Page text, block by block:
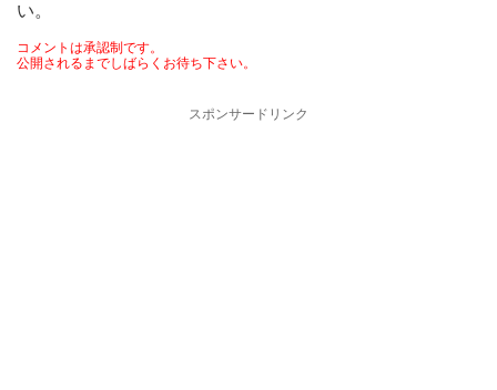
い。
コメントは承認制です。
公開されるまでしばらくお待ち下さい。
スポンサードリンク